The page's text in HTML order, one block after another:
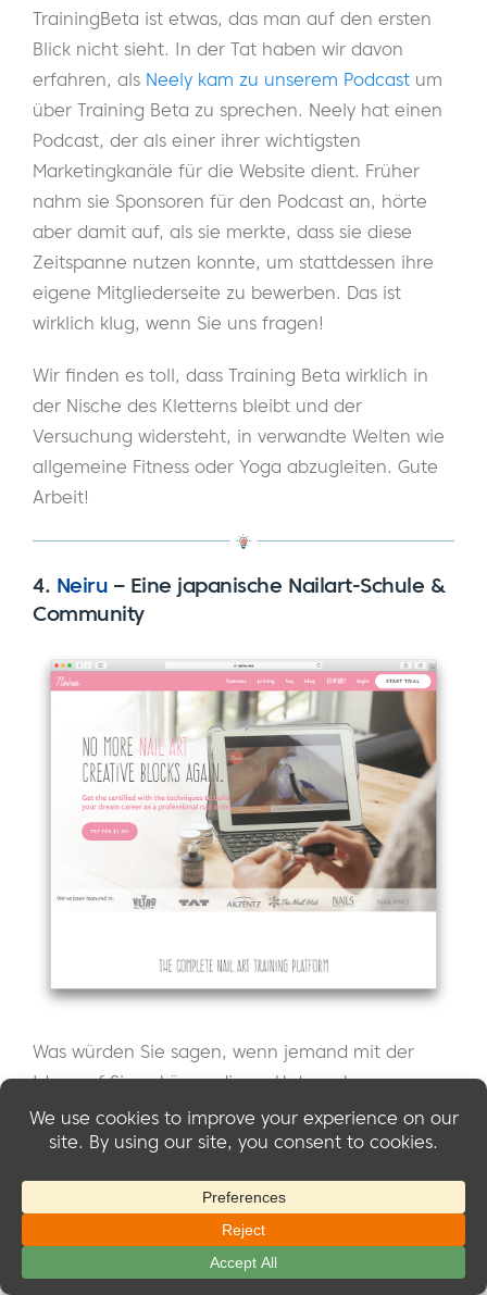
TrainingBeta ist etwas, das man auf den ersten
Blick nicht sieht. In der Tat haben wir davon
erfahren, als Neely kam zu unserem Podcast um
über Training Beta zu sprechen. Neely hat einen
Podcast, der als einer ihrer wichtigsten
Marketingkanäle für die Website dient. Früher
nahm sie Sponsoren für den Podcast an, hörte
aber damit auf, als sie merkte, dass sie diese
Zeitspanne nutzen konnte, um stattdessen ihre
eigene Mitgliederseite zu bewerben. Das ist
wirklich klug, wenn Sie uns fragen!
Wir finden es toll, dass Training Beta wirklich in
der Nische des Kletterns bleibt und der
Versuchung widersteht, in verwandte Welten wie
allgemeine Fitness oder Yoga abzugleiten. Gute
Arbeit!
4. Neiru – Eine japanische Nailart-Schule &
Community
Was würden Sie sagen, wenn jemand mit der
Idee auf Sie zukäme, dieses Unternehmen zu
gründen?
Ausbildungswebsite, die Kosmetikerinnen und
Nagelkünstlern hilft, modernste
Nagelkunsttechniken aus Japan zu erlernen..."